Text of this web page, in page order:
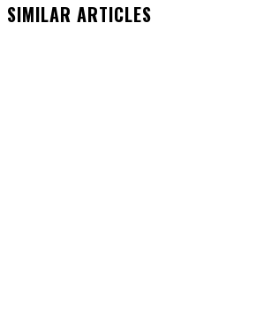
SIMILAR ARTICLES